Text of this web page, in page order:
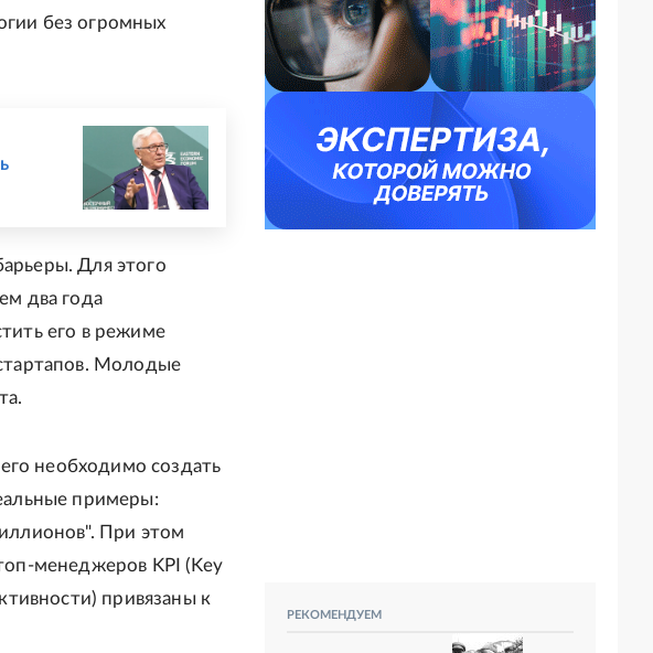
без огромных
Для этого
два года
его в режиме
Молодые
необходимо создать
примеры:
При этом
менеджеров KPI (Key
привязаны к
РЕКОМЕНДУЕМ